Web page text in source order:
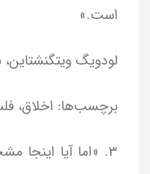
است.»
لودویگ ویتگنشتاین،
برچسب‌ها: اخلاق،
3. «اما آیا